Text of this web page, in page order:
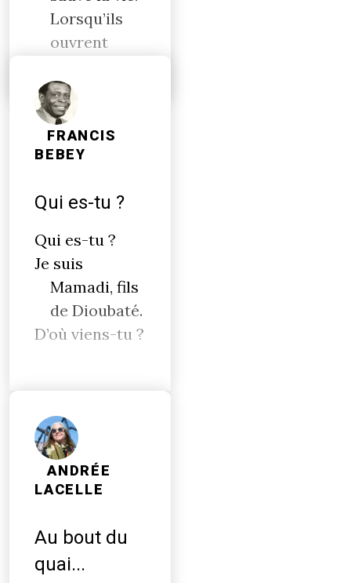
Lorsqu’ils
ouvrent
FRANCIS
BEBEY
Qui es-tu ?
Qui es-tu ?
Je suis
Mamadi, fils
de Dioubaté.
D’où viens-tu ?
ANDRÉE
LACELLE
Au bout du
quai...